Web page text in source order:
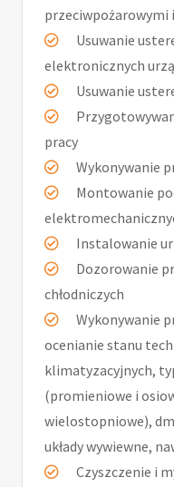
przeciwpożarowymi
Usuwanie
elektronicznych
Usuwanie
pracy
Wykonywanie
Montowanie
Instalowanie
Dozorowanie
chłodniczych
Wykonywanie
ocenianie stanu
klimatyzacyjnych,
(promieniowe i
wielostopniowe),
układy wywiewne,
Czyszczenie i